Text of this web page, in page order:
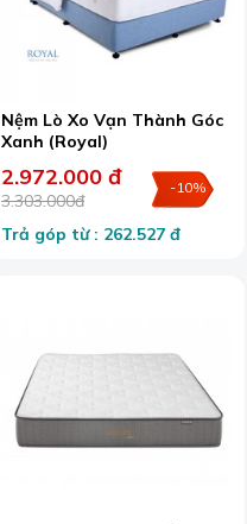
Nệm Lò Xo Vạn Thành Góc
Xanh (Royal)
2.972.000 đ
3.303.000đ
-10%
Trả góp từ : 262.527 đ